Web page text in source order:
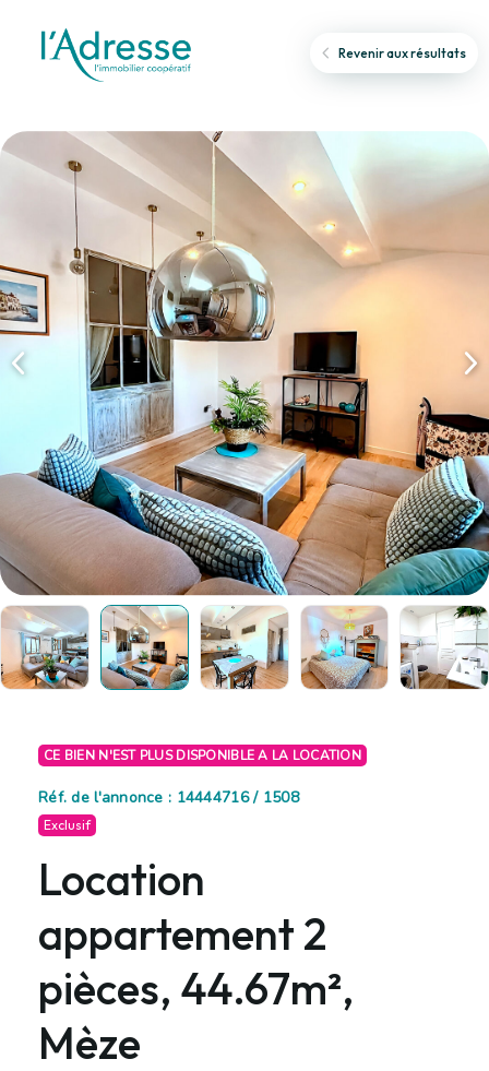
Revenir aux résultats
CE BIEN N'EST PLUS DISPONIBLE A LA LOCATION
Réf. de l'annonce : 14444716 / 1508
Exclusif
Location
appartement 2
pièces, 44.67m²,
Mèze